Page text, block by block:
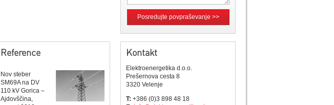
Posredujte povpraševanje >>
Reference
Nov steber
SM69A na DV
110 kV Gorica –
Ajdovščina,
Kontakt
Elektroenergetika d.o.o.
Prešernova cesta 8
3320 Velenje
T: +386 (0)3 898 48 18